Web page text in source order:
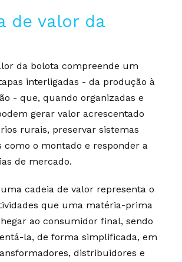
de valor da
da bolota compreende um
interligadas - da produção à
- que, quando organizadas e
gerar valor acrescentado
rurais, preservar sistemas
como o montado e responder a
de mercado.
cadeia de valor representa o
que uma matéria-prima
ao consumidor final, sendo
la, de forma simplificada, em
distribuidores e